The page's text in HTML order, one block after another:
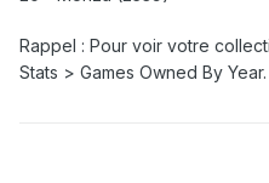
Rappel : Pour voir votre
Stats > Games Owned By Year.